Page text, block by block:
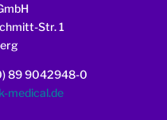
Str. 1
89 9042948-0
medical.de